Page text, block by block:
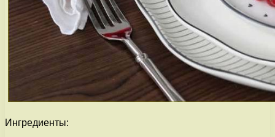
Ингредиенты: